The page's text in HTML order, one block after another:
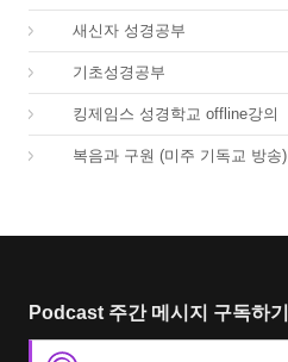
새신자 성경공부
기초성경공부
킹제임스 성경학교 offline강의
복음과 구원 (미주 기독교 방송)
Podcast 주간 메시지 구독하기